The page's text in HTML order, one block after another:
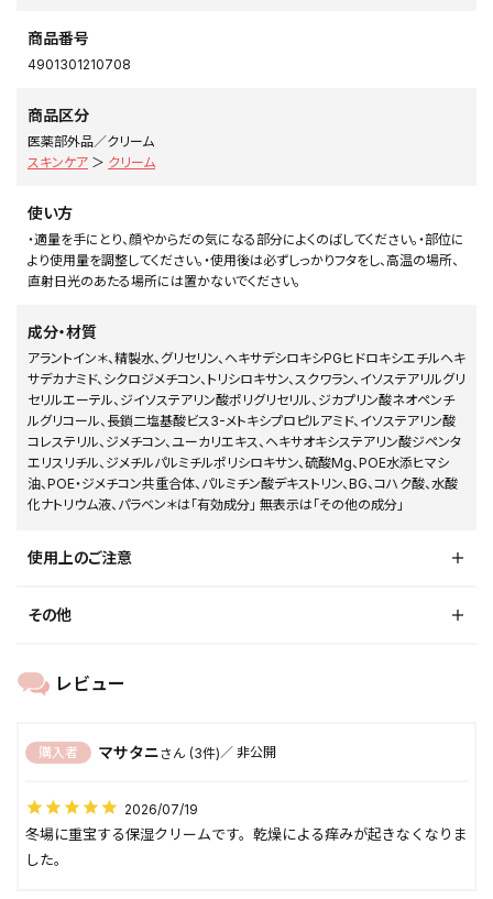
商品番号
4901301210708
商品区分
医薬部外品／クリーム
スキンケア ＞ クリーム
使い方
・適量を手にとり、顔やからだの気になる部分によくのばしてください。・部位に
より使用量を調整してください。・使用後は必ずしっかりフタをし、高温の場所、
直射日光のあたる場所には置かないでください。
成分・材質
アラントイン＊、精製水、グリセリン、ヘキサデシロキシPGヒドロキシエチルヘキ
サデカナミド、シクロジメチコン、トリシロキサン、スクワラン、イソステアリルグリ
セリルエーテル、ジイソステアリン酸ポリグリセリル、ジカプリン酸ネオペンチ
ルグリコール、長鎖二塩基酸ビス3-メトキシプロピルアミド、イソステアリン酸
コレステリル、ジメチコン、ユーカリエキス、ヘキサオキシステアリン酸ジペンタ
エリスリチル、ジメチルパルミチルポリシロキサン、硫酸Mg、POE水添ヒマシ
油、POE・ジメチコン共重合体、パルミチン酸デキストリン、BG、コハク酸、水酸
化ナトリウム液、パラベン＊は「有効成分」 無表示は「その他の成分」
使用上のご注意
その他
マサタニ 3
購入者 非公開
2026/07/19
冬場に重宝する保湿クリームです。乾燥による痒みが起きなくなりま
した。